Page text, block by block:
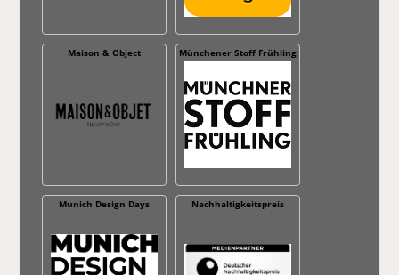
Maison & Object Münchener Stoff Frühling
Munich Design Days Nachhaltig­keitspreis